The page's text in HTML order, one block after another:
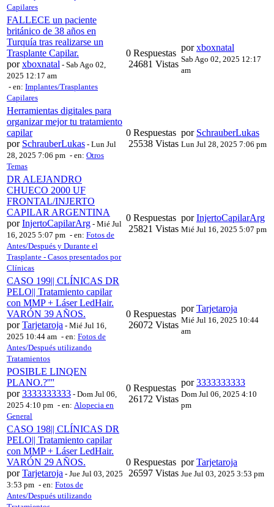
Capilares
FALLECE un paciente
británico de 38 años en
Turquía tras realizarse un
Trasplante Capilar.
porxboxnatal - Sab Ago 02,
2025 12:17 am
- en: Implantes/Trasplantes
Capilares
0 Respuestas
24681 Vistas
porxboxnatal
Sab Ago 02, 2025 12:17
am
Herramientas digitales para
organizar mejor tu tratamiento
capilar
por SchrauberLukas - Lun Jul
28, 2025 7:06 pm - en: Otros
Temas
0 Respuestas
25538 Vistas
por SchrauberLukas
Lun Jul 28, 2025 7:06 pm
DR ALEJANDRO
CHUECO 2000 UF
FRONTAL/INJERTO
CAPILAR ARGENTINA
porInjertoCapilarArg - Mié Jul
16, 2025 5:07 pm - en: Fotos de
Antes/Después y Durante el
Trasplante - Casos presentados por
Clínicas
0 Respuestas
25821 Vistas
porInjertoCapilarArg
Mié Jul 16, 2025 5:07 pm
CASO 199|| CLÍNICAS DR
PELO|| Tratamiento capilar
con MMP + Láser LedHair.
VARÓN 39 AÑOS.
porTarjetaroja - Mié Jul 16,
2025 10:44 am - en: Fotos de
Antes/Después utilizando
Tratamientos
0 Respuestas
26072 Vistas
porTarjetaroja
Mié Jul 16, 2025 10:44
am
POSIBLE LINQEN
PLANO.?''''
por3333333333 - Dom Jul 06,
2025 4:10 pm - en: Alopecia en
General
0 Respuestas
26172 Vistas
por3333333333
Dom Jul 06, 2025 4:10
pm
CASO 198|| CLÍNICAS DR
PELO|| Tratamiento capilar
con MMP + Láser LedHair.
VARÓN 29 AÑOS.
porTarjetaroja - Jue Jul 03, 2025
3:53 pm - en: Fotos de
Antes/Después utilizando
0 Respuestas
26597 Vistas
porTarjetaroja
Jue Jul 03, 2025 3:53 pm